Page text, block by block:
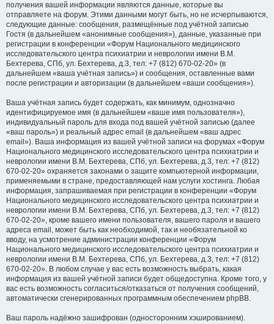
получения вашей информации являются данные, которые вы
отправляете на форум. Этими данными могут быть, но не исчерпываются,
следующие данные: сообщения, размещённые под учётной записью
Гостя (в дальнейшем «анонимные сообщения»), данные, указанные при
регистрации в конференции «Форум Национального медицинского
исследовательского центра психиатрии и неврологии имени В.М.
Бехтерева, СПб, ул. Бехтерева, д.3, тел: +7 (812) 670-02-20» (в
дальнейшем «ваша учётная запись») и сообщения, оставленные вами
после регистрации и авторизации (в дальнейшем «ваши сообщения»).
Ваша учётная запись будет содержать, как минимум, однозначно
идентифицируемое имя (в дальнейшем «ваше имя пользователя»),
индивидуальный пароль для входа под вашей учётной записью (далее
«ваш пароль») и реальный адрес email (в дальнейшем «ваш адрес
email»). Ваша информация из вашей учётной записи на форумах «Форум
Национального медицинского исследовательского центра психиатрии и
неврологии имени В.М. Бехтерева, СПб, ул. Бехтерева, д.3, тел: +7 (812)
670-02-20» охраняется законами о защите компьютерной информации,
применяемыми в стране, предоставляющей нам услуги хостинга. Любая
информация, запрашиваемая при регистрации в конференции «Форум
Национального медицинского исследовательского центра психиатрии и
неврологии имени В.М. Бехтерева, СПб, ул. Бехтерева, д.3, тел: +7 (812)
670-02-20», кроме вашего имени пользователя, вашего пароля и вашего
адреса email, может быть как необходимой, так и необязательной ко
вводу, на усмотрение администрации конференции «Форум
Национального медицинского исследовательского центра психиатрии и
неврологии имени В.М. Бехтерева, СПб, ул. Бехтерева, д.3, тел: +7 (812)
670-02-20». В любом случае у вас есть возможность выбрать, какая
информация из вашей учётной записи будет общедоступна. Кроме того, у
вас есть возможность согласиться/отказаться от получения сообщений,
автоматически сгенерированных программным обеспечением phpBB.
Ваш пароль надёжно зашифрован (односторонним хэшированием).